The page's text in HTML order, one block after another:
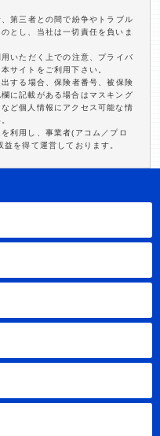
第三者との間で紛争やトラブル
とし、当社は一切責任を負いま
いただく上での注意、プライバ
サイトをご利用下さい。
する場合、保険者番号、被保険
に記載がある場合はマスキング
ど個人情報にアクセス可能な情
利用し、事業者(アコム／プロ
を得て運営しております。